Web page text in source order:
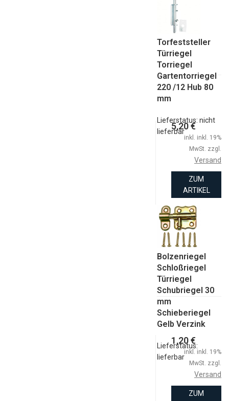
Torfeststeller
Türriegel
Torriegel
Gartentorriegel
220 /12 Hub 80
mm
Lieferstatus: nicht
lieferbar5,20 €
inkl. inkl. 19%
MwSt. zzgl.
Versand
ZUM
ARTIKEL
Bolzenriegel
Schloßriegel
Türriegel
Schubriegel 30
mm
Schieberiegel
Gelb Verzink
Lieferstatus:
lieferbar
1,20 €
inkl. inkl. 19%
MwSt. zzgl.
Versand
ZUM